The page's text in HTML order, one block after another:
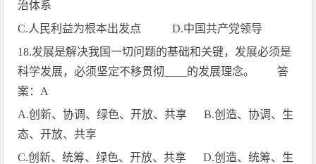
治体系
C.人民利益为根本出发点 D.中国共产党领导
18.发展是解决我国一切问题的基础和关键，发展必须是
科学发展，必须坚定不移贯彻
的发展理念。 答
案： A
A.创新、协调、绿色、开放、共享 B.创造、协调、生
态、开放、共享
C.创新、统筹、绿色、开放、共享 D.创造、统筹、生